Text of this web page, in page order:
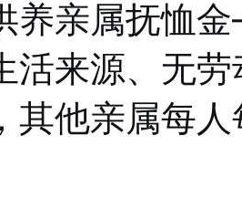
养亲属抚恤
活来源、无
其他亲属每